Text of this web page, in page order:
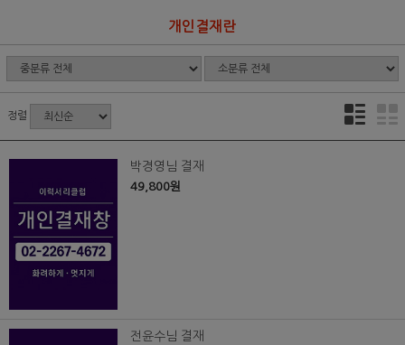
개인결재란
정렬
박경영님 결재
49,800원
전윤수님 결재